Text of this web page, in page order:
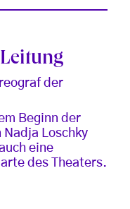
der
Beginn der
Nadja Loschky
eine
des Theaters.